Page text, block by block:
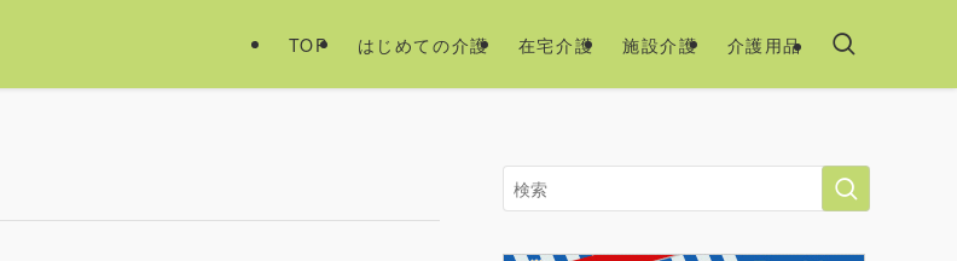
TOP はじめての介護 在宅介護 施設介護 介護用品